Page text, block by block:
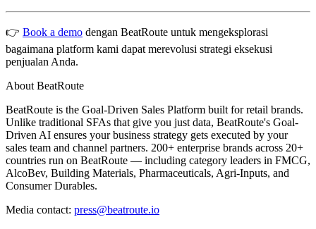
👉 Book a demo dengan BeatRoute untuk mengeksplorasi
bagaimana platform kami dapat merevolusi strategi eksekusi
penjualan Anda.
About BeatRoute
BeatRoute is the Goal-Driven Sales Platform built for retail brands.
Unlike traditional SFAs that give you just data, BeatRoute's Goal-
Driven AI ensures your business strategy gets executed by your
sales team and channel partners. 200+ enterprise brands across 20+
countries run on BeatRoute — including category leaders in FMCG,
AlcoBev, Building Materials, Pharmaceuticals, Agri-Inputs, and
Consumer Durables.
Media contact: press@beatroute.io